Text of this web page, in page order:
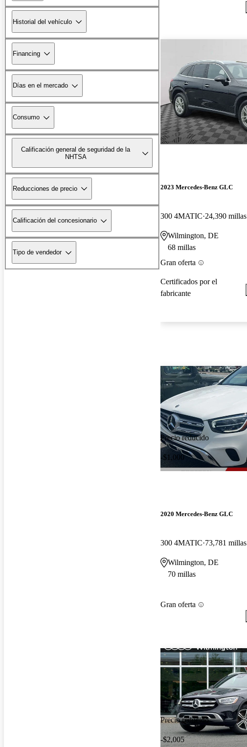
Historial del vehículo
Financing
Días en el mercado
Consumo
Calificación general de seguridad de la
NHTSA
Reducciones de precio
Calificación del concesionario
Tipo de vendedor
2023 Mercedes-Benz GLC
300 4MATIC 24,390 millas
Wilmington, DE
68 millas
Gran oferta
Certificados por el
fabricante
Precio reducido
-$1,000
2020 Mercedes-Benz GLC
300 4MATIC 73,781 millas
Wilmington, DE
70 millas
Gran oferta
Precio reducido
-$2,005